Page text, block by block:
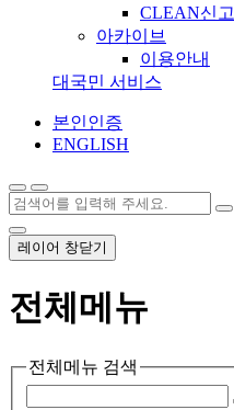
CLEAN신고
아카이브
이용안내
대국민 서비스
본인인증
ENGLISH
레이어 창닫기
전체메뉴
전체메뉴 검색